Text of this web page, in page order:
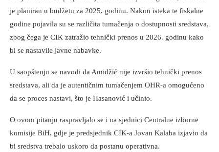
je planiran u budžetu za 2025. godinu. Nakon isteka te fiskalne
godine pojavila su se različita tumačenja o dostupnosti sredstava,
zbog čega je CIK zatražio tehnički prenos u 2026. godinu kako
bi se nastavile javne nabavke.
U saopštenju se navodi da Amidžić nije izvršio tehnički prenos
sredstava, ali da je autentičnim tumačenjem OHR-a omogućeno
da se proces nastavi, što je Hasanović i učinio.
O ovom pitanju raspravljalo se i na sjednici Centralne izborne
komisije BiH, gdje je predsjednik CIK-a Jovan Kalaba izjavio da
bi sredstva trebalo uskoro da postanu operativna.